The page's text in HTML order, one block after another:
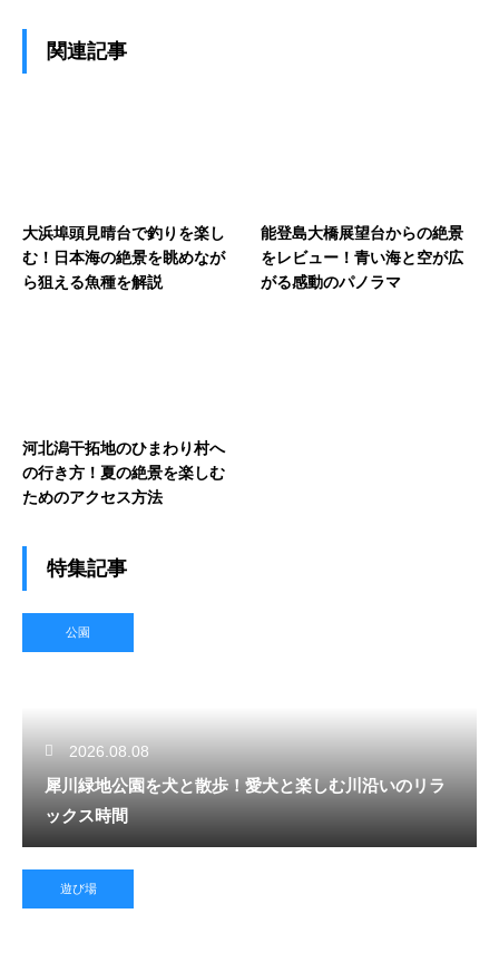
関連記事
大浜埠頭見晴台で釣りを楽し
む！日本海の絶景を眺めなが
ら狙える魚種を解説
能登島大橋展望台からの絶景
をレビュー！青い海と空が広
がる感動のパノラマ
河北潟干拓地のひまわり村へ
の行き方！夏の絶景を楽しむ
ためのアクセス方法
特集記事
公園
2026.08.08
犀川緑地公園を犬と散歩！愛犬と楽しむ川沿いのリラ
ックス時間
遊び場